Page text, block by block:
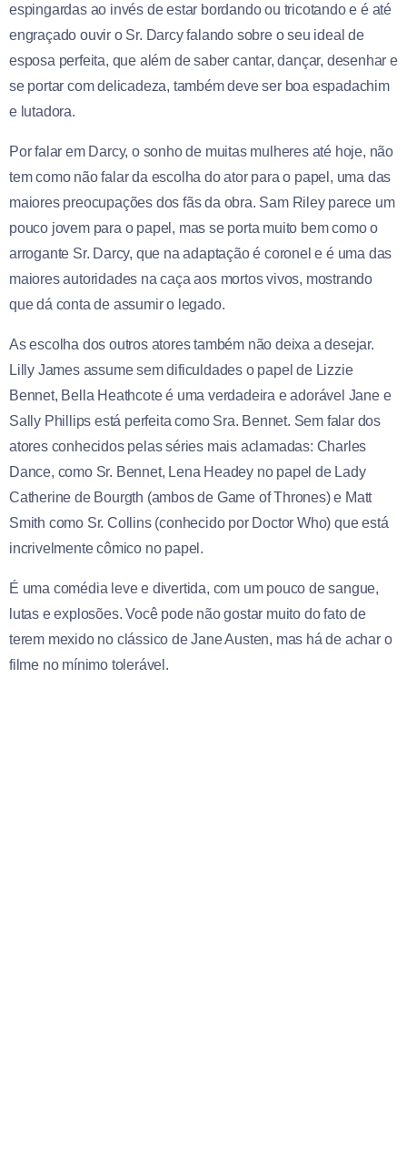
espingardas ao invés de estar bordando ou tricotando e é até
engraçado ouvir o Sr. Darcy falando sobre o seu ideal de
esposa perfeita, que além de saber cantar, dançar, desenhar e
se portar com delicadeza, também deve ser boa espadachim
e lutadora.
Por falar em Darcy, o sonho de muitas mulheres até hoje, não
tem como não falar da escolha do ator para o papel, uma das
maiores preocupações dos fãs da obra. Sam Riley parece um
pouco jovem para o papel, mas se porta muito bem como o
arrogante Sr. Darcy, que na adaptação é coronel e é uma das
maiores autoridades na caça aos mortos vivos, mostrando
que dá conta de assumir o legado.
As escolha dos outros atores também não deixa a desejar.
Lilly James assume sem dificuldades o papel de Lizzie
Bennet, Bella Heathcote é uma verdadeira e adorável Jane e
Sally Phillips está perfeita como Sra. Bennet. Sem falar dos
atores conhecidos pelas séries mais aclamadas: Charles
Dance, como Sr. Bennet, Lena Headey no papel de Lady
Catherine de Bourgth (ambos de Game of Thrones) e Matt
Smith como Sr. Collins (conhecido por Doctor Who) que está
incrivelmente cômico no papel.
É uma comédia leve e divertida, com um pouco de sangue,
lutas e explosões. Você pode não gostar muito do fato de
terem mexido no clássico de Jane Austen, mas há de achar o
filme no mínimo tolerável.